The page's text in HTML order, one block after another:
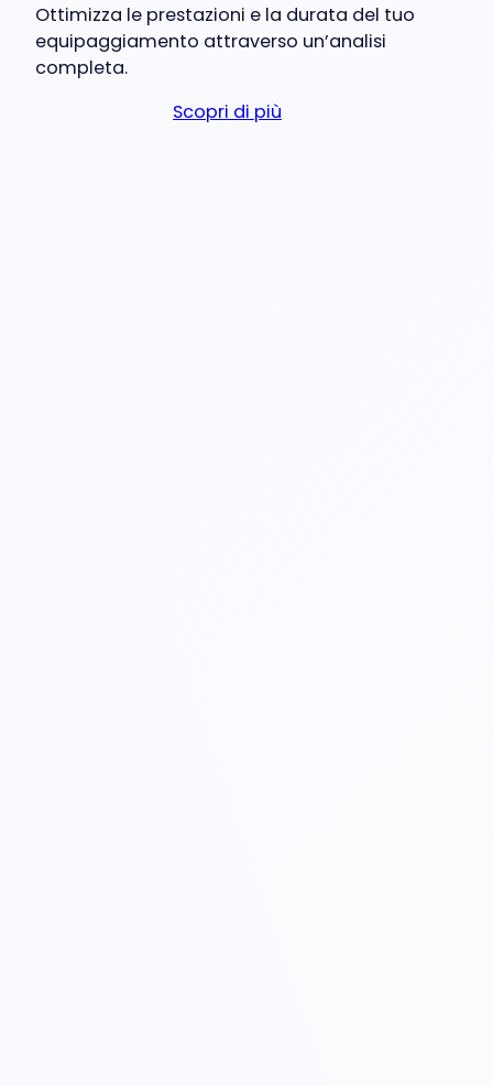
Ottimizza le prestazioni e la durata del tuo
equipaggiamento attraverso un’analisi
completa.
Scopri di più